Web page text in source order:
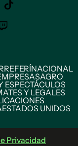
REFERÍNACIONAL
AGRO
ESPECTÁCULOS
Y LEGALES
ESTADOS UNIDOS
Privacidad